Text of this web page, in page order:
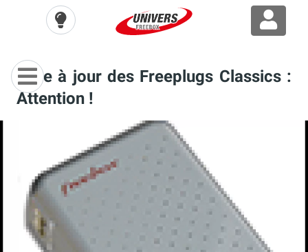
Mise à jour des Freeplugs Classics :
Attention !